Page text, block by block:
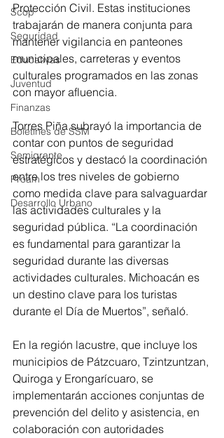
Scop
Seguridad
Educativas
Juventud
Finanzas
Boletines de SSM
Semigrante
Proam
Desarrollo Urbano
Protección Civil. Estas instituciones
trabajarán de manera conjunta para
mantener vigilancia en panteones
municipales, carreteras y eventos
culturales programados en las zonas
con mayor afluencia.
Torres Piña subrayó la importancia de
contar con puntos de seguridad
estratégicos y destacó la coordinación
entre los tres niveles de gobierno
como medida clave para salvaguardar
las actividades culturales y la
seguridad pública. “La coordinación
es fundamental para garantizar la
seguridad durante las diversas
actividades culturales. Michoacán es
un destino clave para los turistas
durante el Día de Muertos”, señaló.
En la región lacustre, que incluye los
municipios de Pátzcuaro, Tzintzuntzan,
Quiroga y Erongarícuaro, se
implementarán acciones conjuntas de
prevención del delito y asistencia, en
colaboración con autoridades